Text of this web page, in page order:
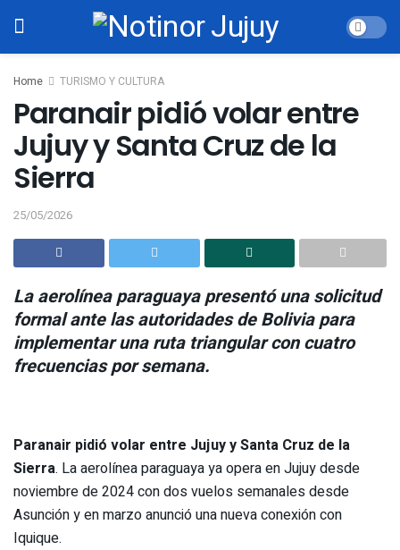
Home TURISMO Y CULTURA
Paranair pidió volar entre
Jujuy y Santa Cruz de la
Sierra
25/05/2026
La aerolínea paraguaya presentó una solicitud
formal ante las autoridades de Bolivia para
implementar una ruta triangular con cuatro
frecuencias por semana.
Paranair pidió volar entre Jujuy y Santa Cruz de la
Sierra. La aerolínea paraguaya ya opera en Jujuy desde
noviembre de 2024 con dos vuelos semanales desde
Asunción y en marzo anunció una nueva conexión con
Iquique.